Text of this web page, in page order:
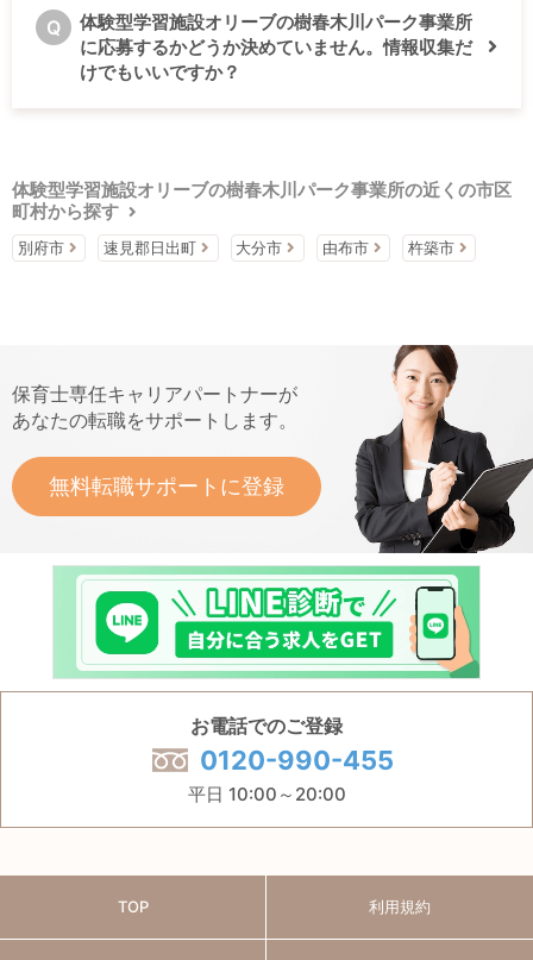
Q
体験型学習施設オリーブの樹春木川パーク事業所
に応募するかどうか決めていません。情報収集だ
けでもいいですか？
体験型学習施設オリーブの樹春木川パーク事業所の近くの市区
町村から探す
別府市 速見郡日出町 大分市 由布市 杵築市
保育士専任キャリアパートナーが
あなたの転職をサポートします。
無料転職サポートに登録
お電話でのご登録
0120-990-455
平日 10:00～20:00
TOP 利用規約